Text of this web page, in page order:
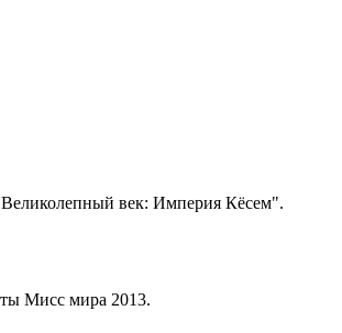
век: Империя Кёсем".
Мисс мира 2013.